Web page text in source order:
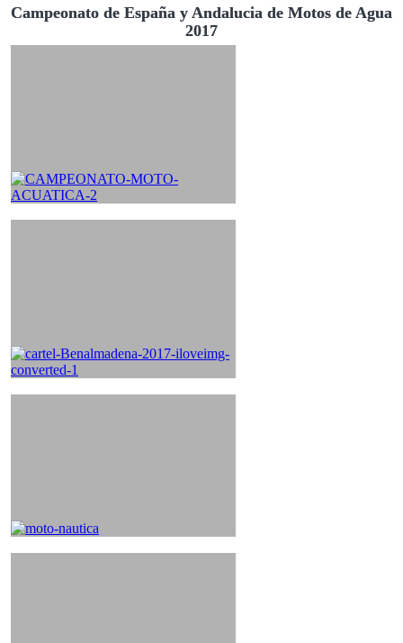
Campeonato de España y Andalucia de Motos de Agua
2017